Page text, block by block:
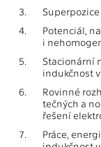
3.
4.
Potenciál,
i
5.
Stacionární
indukčnost
6.
Rovinné
tečných a
řešení
7.
Práce,